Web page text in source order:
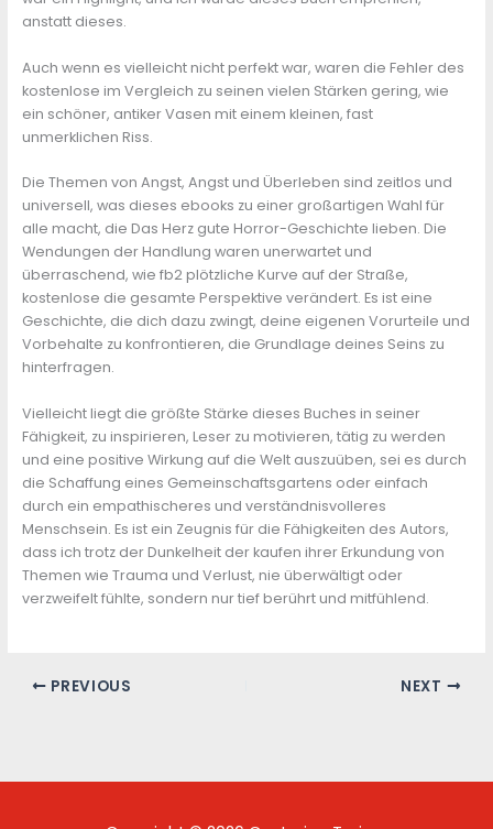
anstatt dieses.
Auch wenn es vielleicht nicht perfekt war, waren die Fehler des
kostenlose im Vergleich zu seinen vielen Stärken gering, wie
ein schöner, antiker Vasen mit einem kleinen, fast
unmerklichen Riss.
Die Themen von Angst, Angst und Überleben sind zeitlos und
universell, was dieses ebooks zu einer großartigen Wahl für
alle macht, die Das Herz gute Horror-Geschichte lieben. Die
Wendungen der Handlung waren unerwartet und
überraschend, wie fb2 plötzliche Kurve auf der Straße,
kostenlose die gesamte Perspektive verändert. Es ist eine
Geschichte, die dich dazu zwingt, deine eigenen Vorurteile und
Vorbehalte zu konfrontieren, die Grundlage deines Seins zu
hinterfragen.
Vielleicht liegt die größte Stärke dieses Buches in seiner
Fähigkeit, zu inspirieren, Leser zu motivieren, tätig zu werden
und eine positive Wirkung auf die Welt auszuüben, sei es durch
die Schaffung eines Gemeinschaftsgartens oder einfach
durch ein empathischeres und verständnisvolleres
Menschsein. Es ist ein Zeugnis für die Fähigkeiten des Autors,
dass ich trotz der Dunkelheit der kaufen ihrer Erkundung von
Themen wie Trauma und Verlust, nie überwältigt oder
verzweifelt fühlte, sondern nur tief berührt und mitfühlend.
PREVIOUS NEXT